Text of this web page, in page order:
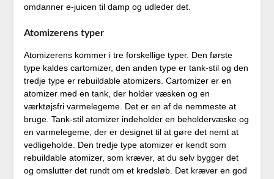
omdanner e-juicen til damp og udleder det.
Atomizerens typer
Atomizerens kommer i tre forskellige typer. Den første
type kaldes cartomizer, den anden type er tank-stil og den
tredje type er rebuildable atomizers. Cartomizer er en
atomizer med en tank, der holder væsken og en
værktøjsfri varmelegeme. Det er en af de nemmeste at
bruge. Tank-stil atomizer indeholder en beholdervæske og
en varmelegeme, der er designet til at gøre det nemt at
vedligeholde. Den tredje type atomizer er kendt som
rebuildable atomizer, som kræver, at du selv bygger det
og omslutter det rundt om et kredsløb. Det kræver en god